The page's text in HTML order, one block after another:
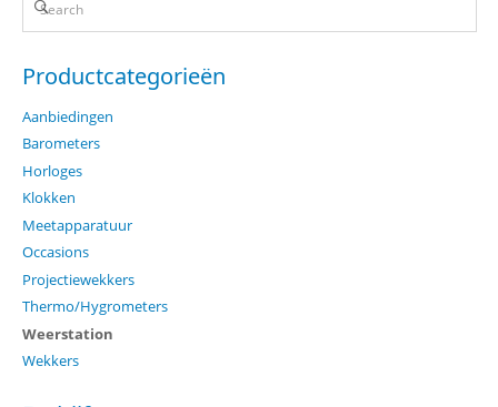
Productcategorieën
Aanbiedingen
Barometers
Horloges
Klokken
Meetapparatuur
Occasions
Projectiewekkers
Thermo/Hygrometers
Weerstation
Wekkers